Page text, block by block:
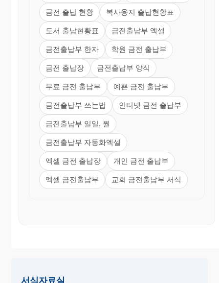
금전 출납 현황 복사용지 출납현황표
도서 출납현황표 금전출납부 엑셀
금전출납부 한자 학원 금전 출납부
금전 출납장 금전출납부 양식
무료 금전 출납부 예쁜 금전 출납부
금전출납부 쓰는법 인터넷 금전 출납부
금전출납부 일일, 월
금전출납부 자동화엑셀
엑셀 금전 출납장 개인 금전 출납부
엑셀 금전출납부 교회 금전출납부 서식
서식자료실